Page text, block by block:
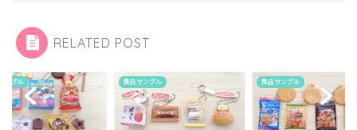
RELATED POST
ンプル 食品サンプル 食品サンプル